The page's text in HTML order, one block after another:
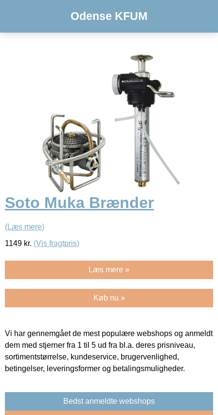
Odense KFUM
Soto Muka Brænder
(Læs mere)
1149 kr. (Vis fragtpris)
Læs mere »
Køb nu »
Vi har gennemgået de mest populære webshops og anmeldt
dem med stjerner fra 1 til 5 ud fra bl.a. deres prisniveau,
sortimentstørrelse, kundeservice, brugervenlighed,
betingelser, leveringsformer og betalingsmuligheder.
Bedst anmeldte webshops